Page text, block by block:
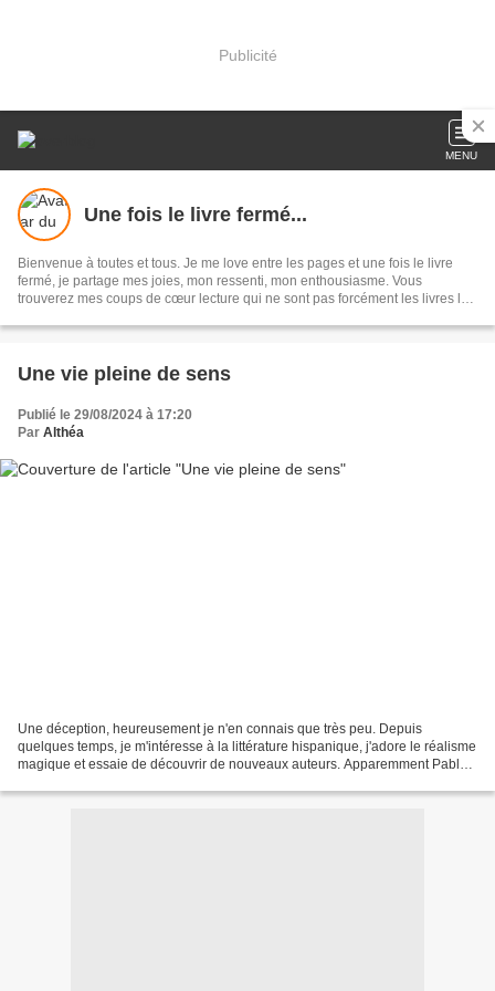
Publicité
MENU
Une fois le livre fermé...
Bienvenue à toutes et tous. Je me love entre les pages et une fois le livre
fermé, je partage mes joies, mon ressenti, mon enthousiasme. Vous
trouverez mes coups de cœur lecture qui ne sont pas forcément les livres les
Une vie pleine de sens
Publié le 29/08/2024 à 17:20
Par Althéa
Une déception, heureusement je n'en connais que très peu. Depuis
quelques temps, je m'intéresse à la littérature hispanique, j'adore le réalisme
magique et essaie de découvrir de nouveaux auteurs. Apparemment Pablo